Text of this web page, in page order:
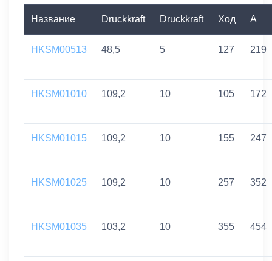
Название Druckkraft Druckkraft Ход A
HKSM00513 48,5 5 127 219
HKSM01010 109,2 10 105 172
HKSM01015 109,2 10 155 247
HKSM01025 109,2 10 257 352
HKSM01035 103,2 10 355 454